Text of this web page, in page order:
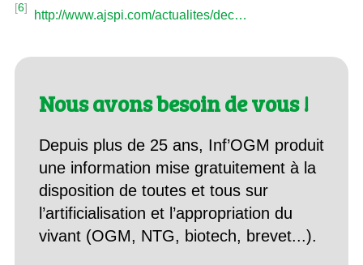
[6]
http://www.ajspi.com/actualites/dec…
Nous avons besoin de vous !
Depuis plus de 25 ans, Inf’OGM produit
une information mise gratuitement à la
disposition de toutes et tous sur
l’artificialisation et l’appropriation du
vivant (OGM, NTG, biotech, brevet...).